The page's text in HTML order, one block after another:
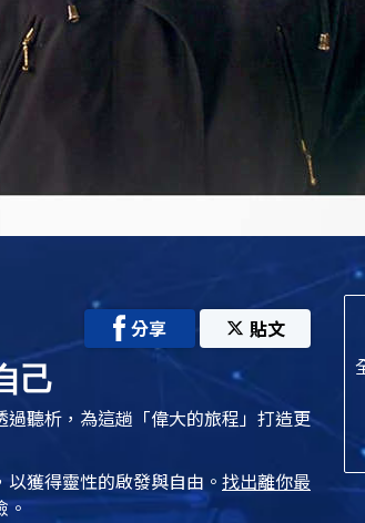
Video
分享 貼文
己
過聽析，為這趟「偉大的旅程」打造更
以獲得靈性的啟發與自由。 找出離你最
。